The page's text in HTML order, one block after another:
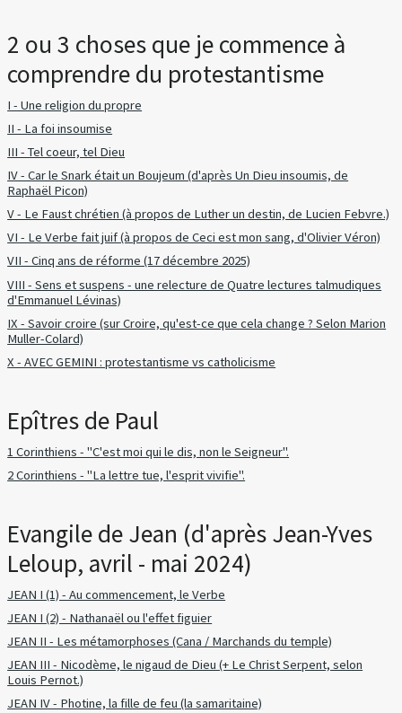
2 ou 3 choses que je commence à
comprendre du protestantisme
I - Une religion du propre
II - La foi insoumise
III - Tel coeur, tel Dieu
IV - Car le Snark était un Boujeum (d'après Un Dieu insoumis, de
Raphaël Picon)
V - Le Faust chrétien (à propos de Luther un destin, de Lucien Febvre.)
VI - Le Verbe fait juif (à propos de Ceci est mon sang, d'Olivier Véron)
VII - Cinq ans de réforme (17 décembre 2025)
VIII - Sens et suspens - une relecture de Quatre lectures talmudiques
d'Emmanuel Lévinas)
IX - Savoir croire (sur Croire, qu'est-ce que cela change ? Selon Marion
Muller-Colard)
X - AVEC GEMINI : protestantisme vs catholicisme
Epîtres de Paul
1 Corinthiens - "C'est moi qui le dis, non le Seigneur".
2 Corinthiens - "La lettre tue, l'esprit vivifie".
Evangile de Jean (d'après Jean-Yves
Leloup, avril - mai 2024)
JEAN I (1) - Au commencement, le Verbe
JEAN I (2) - Nathanaël ou l'effet figuier
JEAN II - Les métamorphoses (Cana / Marchands du temple)
JEAN III - Nicodème, le nigaud de Dieu (+ Le Christ Serpent, selon
Louis Pernot.)
JEAN IV - Photine, la fille de feu (la samaritaine)